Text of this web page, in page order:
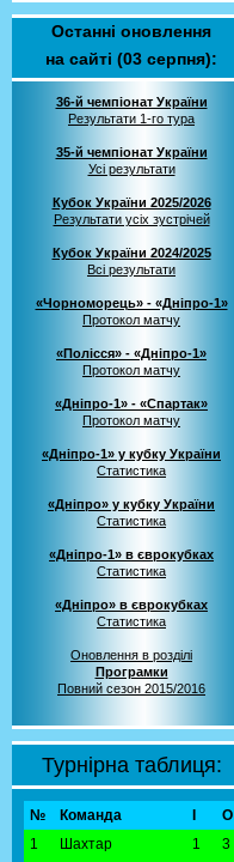
Останні оновлення
на сайті (03 серпня):
36-й чемпіонат України
Результати 1-го тура
35-й чемпіонат України
Усі результати
Кубок України 2025/2026
Результати усіх зустрічей
Кубок України 2024/2025
Всі результати
«Чорноморець» - «Дніпро-1»
Протокол матчу
«Полісся» - «Дніпро-1»
Протокол матчу
«Дніпро-1» - «Спартак»
Протокол матчу
«Дніпро-1» у кубку України
Статистика
«Дніпро» у кубку України
Статистика
«Дніпро-1» в єврокубках
Статистика
«Дніпро» в єврокубках
Статистика
Оновлення в розділі
Програмки
Повний сезон 2015/2016
Турнірна таблиця:
№ Команда
О
1
Шахтар 1
3